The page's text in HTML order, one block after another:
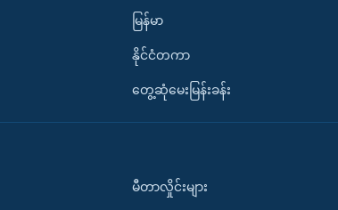
မြန်မာ
နိုင်ငံတကာ
တွေ့ဆုံမေးမြန်းခန်း
မီတာလှိုင်းများ